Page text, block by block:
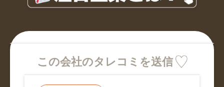
この会社のタレコミを送信